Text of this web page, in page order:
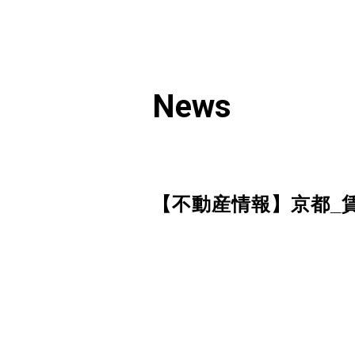
News
【不動産情報】京都_